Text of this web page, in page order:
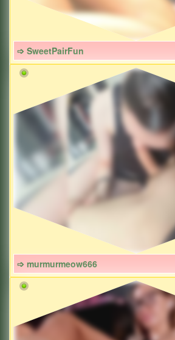
➩ SweetPairFun
➩ murmurmeow666